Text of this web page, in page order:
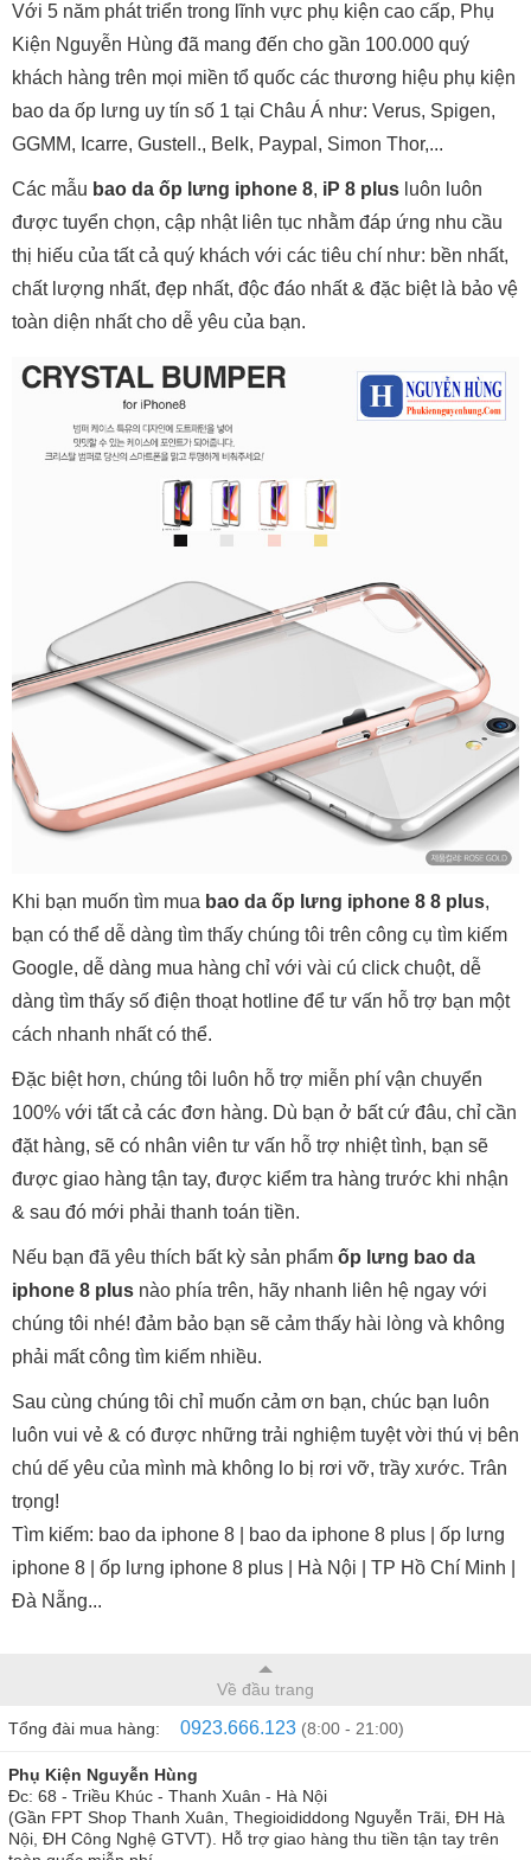
Với 5 năm phát triển trong lĩnh vực phụ kiện cao cấp, Phụ
Kiện Nguyễn Hùng đã mang đến cho gần 100.000 quý
khách hàng trên mọi miền tổ quốc các thương hiệu phụ kiện
bao da ốp lưng uy tín số 1 tại Châu Á như: Verus, Spigen,
GGMM, Icarre, Gustell., Belk, Paypal, Simon Thor,...
Các mẫu bao da ốp lưng iphone 8, iP 8 plus luôn luôn
được tuyển chọn, cập nhật liên tục nhằm đáp ứng nhu cầu
thị hiếu của tất cả quý khách với các tiêu chí như: bền nhất,
chất lượng nhất, đẹp nhất, độc đáo nhất & đặc biệt là bảo vệ
toàn diện nhất cho dễ yêu của bạn.
Khi bạn muốn tìm mua bao da ốp lưng iphone 8 8 plus,
bạn có thể dễ dàng tìm thấy chúng tôi trên công cụ tìm kiếm
Google, dễ dàng mua hàng chỉ với vài cú click chuột, dễ
dàng tìm thấy số điện thoạt hotline để tư vấn hỗ trợ bạn một
cách nhanh nhất có thể.
Đặc biệt hơn, chúng tôi luôn hỗ trợ miễn phí vận chuyển
100% với tất cả các đơn hàng. Dù bạn ở bất cứ đâu, chỉ cần
đặt hàng, sẽ có nhân viên tư vấn hỗ trợ nhiệt tình, bạn sẽ
được giao hàng tận tay, được kiểm tra hàng trước khi nhận
& sau đó mới phải thanh toán tiền.
Nếu bạn đã yêu thích bất kỳ sản phẩm ốp lưng bao da
iphone 8 plus nào phía trên, hãy nhanh liên hệ ngay với
chúng tôi nhé! đảm bảo bạn sẽ cảm thấy hài lòng và không
phải mất công tìm kiếm nhiều.
Sau cùng chúng tôi chỉ muốn cảm ơn bạn, chúc bạn luôn
luôn vui vẻ & có được những trải nghiệm tuyệt vời thú vị bên
chú dế yêu của mình mà không lo bị rơi vỡ, trầy xước. Trân
trọng!
Tìm kiếm: bao da iphone 8 | bao da iphone 8 plus | ốp lưng
iphone 8 | ốp lưng iphone 8 plus | Hà Nội | TP Hồ Chí Minh |
Đà Nẵng...
Về đầu trang
Tổng đài mua hàng: 0923.666.123 (8:00 - 21:00)
Phụ Kiện Nguyễn Hùng
Đc: 68 - Triều Khúc - Thanh Xuân - Hà Nội
(Gần FPT Shop Thanh Xuân, Thegioididdong Nguyễn Trãi, ĐH Hà
Nội, ĐH Công Nghệ GTVT). Hỗ trợ giao hàng thu tiền tận tay trên